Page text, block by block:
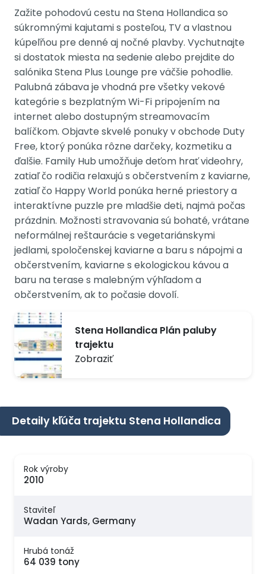
Zažite pohodovú cestu na Stena Hollandica so
súkromnými kajutami s posteľou, TV a vlastnou
kúpeľňou pre denné aj nočné plavby. Vychutnajte
si dostatok miesta na sedenie alebo prejdite do
salónika Stena Plus Lounge pre väčšie pohodlie.
Palubná zábava je vhodná pre všetky vekové
kategórie s bezplatným Wi-Fi pripojením na
internet alebo dostupným streamovacím
balíčkom. Objavte skvelé ponuky v obchode Duty
Free, ktorý ponúka rôzne darčeky, kozmetiku a
ďalšie. Family Hub umožňuje deťom hrať videohry,
zatiaľ čo rodičia relaxujú s občerstvením z kaviarne,
zatiaľ čo Happy World ponúka herné priestory a
interaktívne puzzle pre mladšie deti, najmä počas
prázdnin. Možnosti stravovania sú bohaté, vrátane
neformálnej reštaurácie s vegetariánskymi
jedlami, spoločenskej kaviarne a baru s nápojmi a
občerstvením, kaviarne s ekologickou kávou a
baru na terase s malebným výhľadom a
občerstvením, ak to počasie dovolí.
Stena Hollandica Plán paluby
trajektu
Zobraziť
Detaily kľúča trajektu Stena Hollandica
Rok výroby
2010
Staviteľ
Wadan Yards, Germany
Hrubá tonáž
64 039 tony